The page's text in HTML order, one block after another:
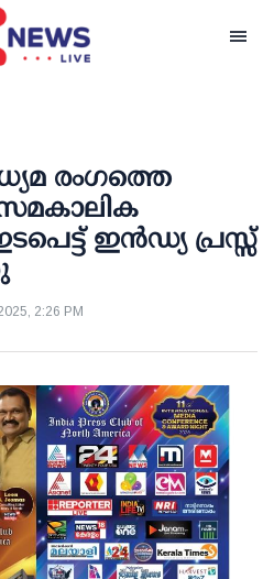
രംഗത്തെ
ഇൻഡ്യ പ്രസ്സ്
2:26 PM